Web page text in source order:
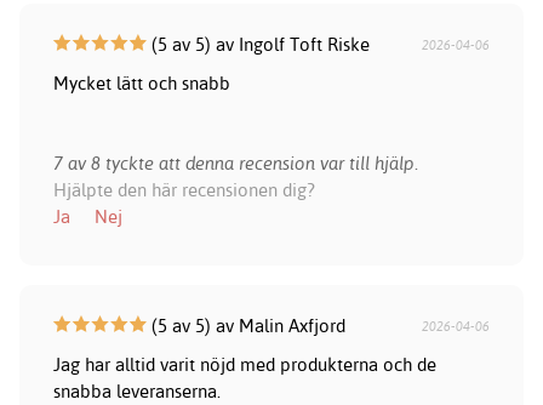
(5 av 5) av Ingolf Toft Riske 2026-04-06
Mycket lätt och snabb
7 av 8 tyckte att denna recension var till hjälp.
Hjälpte den här recensionen dig?
Ja
Nej
(5 av 5) av Malin Axfjord 2026-04-06
Jag har alltid varit nöjd med produkterna och de
snabba leveranserna.